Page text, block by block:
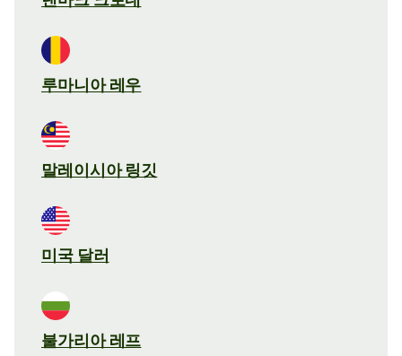
루마니아 레우
말레이시아 링깃
미국 달러
불가리아 레프